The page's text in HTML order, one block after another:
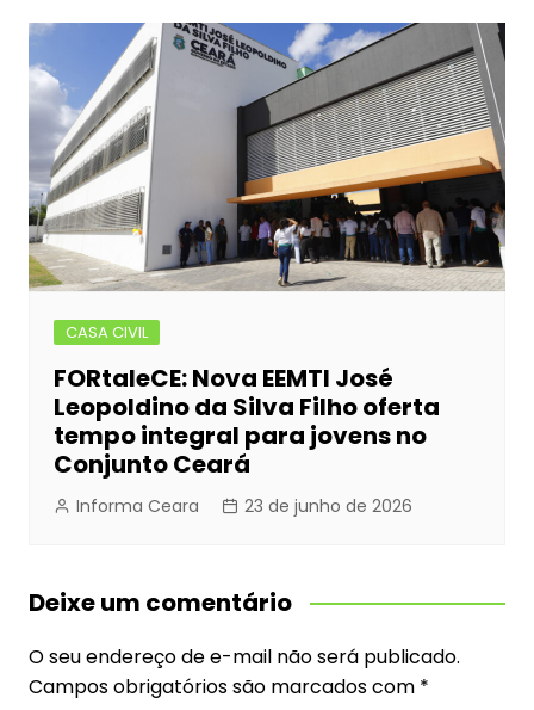
CASA CIVIL
FORtaleCE: Nova EEMTI José
Leopoldino da Silva Filho oferta
tempo integral para jovens no
Conjunto Ceará
Informa Ceara 23 de junho de 2026
Deixe um comentário
O seu endereço de e-mail não será publicado.
Campos obrigatórios são marcados com *